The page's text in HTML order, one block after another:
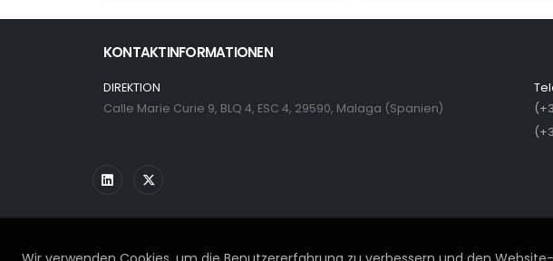
KONTAKTINFORMATIONEN
DIREKTION
Calle Marie Curie 9, BLQ 4, ESC 4, 29590, Malaga (Spanien)